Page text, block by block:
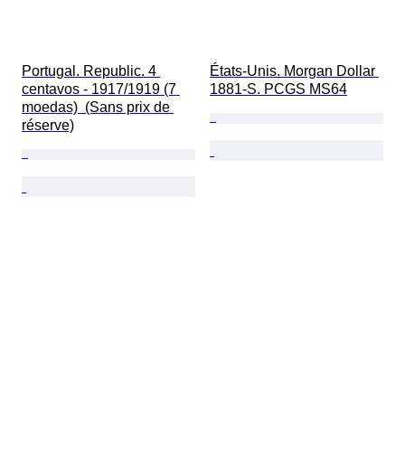
Portugal. Republic. 4
centavos - 1917/1919 (7
moedas)  (Sans prix de
réserve)
États-Unis. Morgan Dollar
1881-S. PCGS MS64